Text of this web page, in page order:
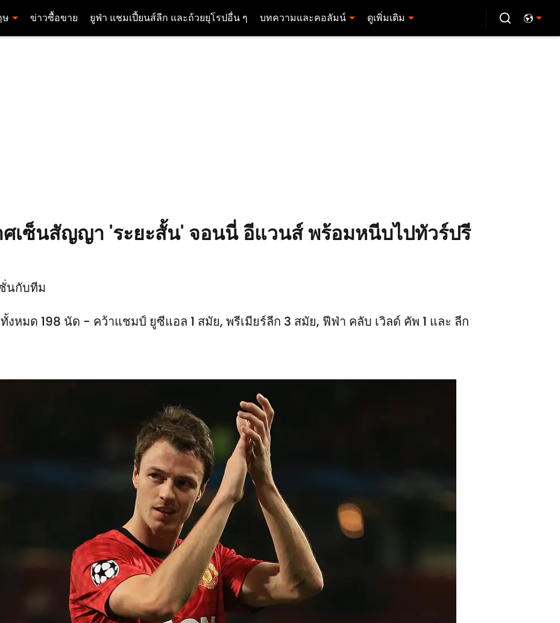
ษ ข่าวซื้อขาย ยูฟ่า แชมเปี้ยนส์ลีก และถ้วยยุโรปอื่น ๆ บทความและคอลัมน์ ดูเพิ่มเติม
เซ็นสัญญา 'ระยะสั้น' จอนนี่ อีแวนส์ พร้อมหนีบไปทัวร์ปรี
นกับทีม
ทั้งหมด 198 นัด - คว้าแชมป์ ยูซีแอล 1 สมัย, พรีเมียร์ลีก 3 สมัย, ฟีฟ่า คลับ เวิลด์ คัพ 1 และ ลีก